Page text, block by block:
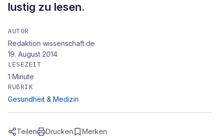
lustig zu lesen.
AUTOR
Redaktion wissenschaft.de
19. August 2014
LESEZEIT
1 Minute
RUBRIK
Gesundheit & Medizin
Teilen Drucken Merken